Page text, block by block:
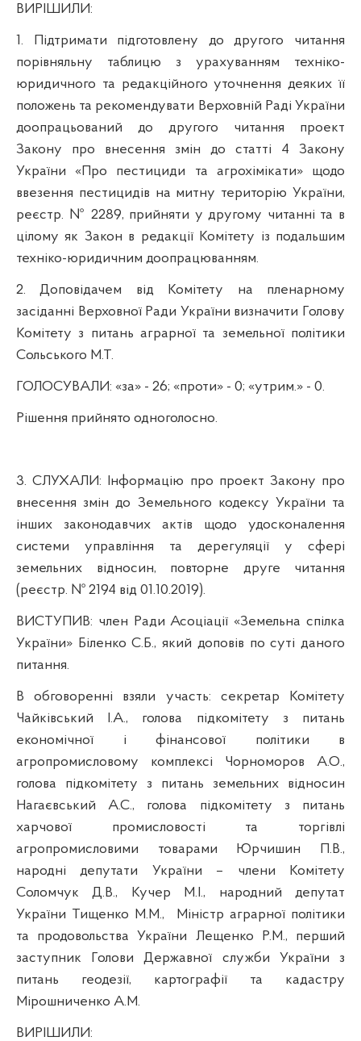
ВИРІШИЛИ:
1. Підтримати підготовлену до другого читання
порівняльну таблицю з урахуванням техніко-
юридичного та редакційного уточнення деяких її
положень та рекомендувати Верховній Раді України
доопрацьований до другого читання проект
Закону про внесення змін до статті 4 Закону
України «Про пестициди та агрохімікати» щодо
ввезення пестицидів на митну територію України,
реєстр. № 2289, прийняти у другому читанні та в
цілому як Закон в редакції Комітету із подальшим
техніко-юридичним доопрацюванням.
2. Доповідачем від Комітету на пленарному
засіданні Верховної Ради України визначити Голову
Комітету з питань аграрної та земельної політики
Сольського М.Т.
ГОЛОСУВАЛИ: «за» - 26; «проти» - 0; «утрим.» - 0.
Рішення прийнято одноголосно.
3. СЛУХАЛИ:
Інформацію про проект Закону про
внесення змін до Земельного кодексу України та
інших законодавчих актів щодо удосконалення
системи управління та дерегуляції у сфері
земельних відносин, повторне друге читання
(реєстр. № 2194 від 01.10.2019).
ВИСТУПИВ: член Ради Асоціації «Земельна спілка
України» Біленко С.Б.,який доповів по суті даного
питання.
В обговоренні взяли участь: секретар Комітету
Чайківський І.А.,
голова підкомітету з питань
економічної і фінансової політики в
агропромисловому комплексі Чорноморов А.О.,
голова підкомітету з питань земельних відносин
Нагаєвський А.С., голова підкомітету з питань
харчової промисловості та торгівлі
агропромисловими товарами Юрчишин П.В.,
народні депутати України – члени Комітету
Соломчук Д.В., Кучер М.І., народний депутат
України Тищенко М.М.,
Міністр аграрної політики
та продовольства України Лещенко Р.М., перший
заступник Голови Державної служби України з
питань геодезії, картографії та кадастру
Мірошниченко А.М.
ВИРІШИЛИ: